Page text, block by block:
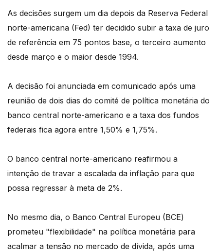
As decisões surgem um dia depois da Reserva Federal
norte-americana (Fed) ter decidido subir a taxa de juro
de referência em 75 pontos base, o terceiro aumento
desde março e o maior desde 1994.
A decisão foi anunciada em comunicado após uma
reunião de dois dias do comité de política monetária do
banco central norte-americano e a taxa dos fundos
federais fica agora entre 1,50% e 1,75%.
O banco central norte-americano reafirmou a
intenção de travar a escalada da inflação para que
possa regressar à meta de 2%.
No mesmo dia, o Banco Central Europeu (BCE)
prometeu "flexibilidade" na política monetária para
acalmar a tensão no mercado de dívida, após uma